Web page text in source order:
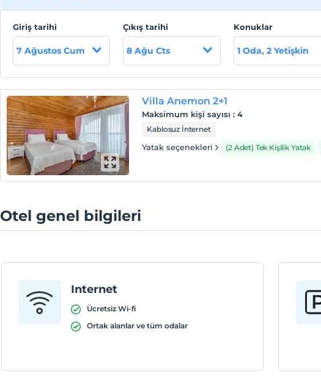
Giriş tarihi
7 Ağustos Cum
Çıkış tarihi
8 Ağu Cts
Konuklar
1 Oda, 2 Yetişkin
Villa Anemon 2+1
Maksimum kişi sayısı :4
Kablosuz İnternet
Yatak seçenekleri (2 Adet) Tek Kişilik Yatak
Otel genel bilgileri
Internet
Ücretsiz Wi-fi
Ortak alanlar ve tüm odalar